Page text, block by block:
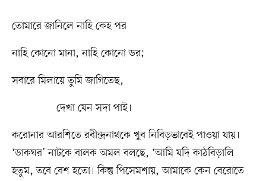
তোমারে জানিলে নাহি কেহ পর
নাহি কোনো মানা, নাহি কোনো ডর;
সবারে মিলায়ে তুমি জাগিতেছ,
দেখা যেন সদা পাই।
করোনার আরশিতে রবীন্দ্রনাথকে খুব নিবিড়ভাবেই পাওয়া যায়।
‘ডাকঘর’ নাটকে বালক অমল বলছে, ‘আমি যদি কাঠবিড়ালি
হতুম, তবে বেশ হতো। কিন্তু পিসেমশায়, আমাকে কেন বেরোতে